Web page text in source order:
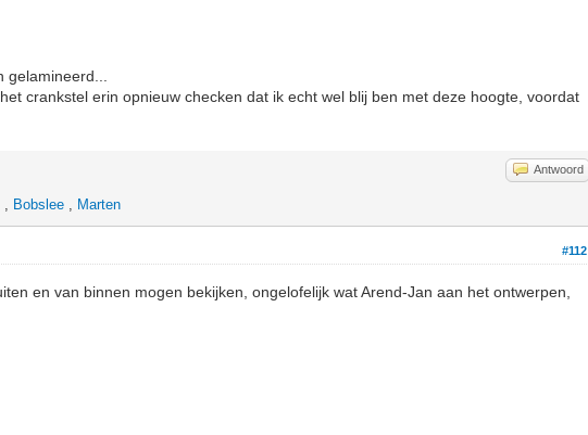
crankstel erin opnieuw checken dat ik echt wel blij ben met deze hoogte, voordat
Antwoord
, Bobslee , Marten
#112
en van binnen mogen bekijken, ongelofelijk wat Arend-Jan aan het ontwerpen,